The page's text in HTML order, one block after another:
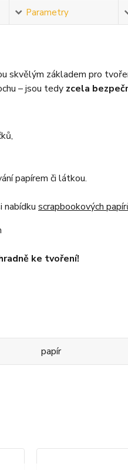
Parametry
skvělým základem pro
– jsou tedy zcela
papírem či látkou.
nabídku scrapbookových
ke tvoření!
papír